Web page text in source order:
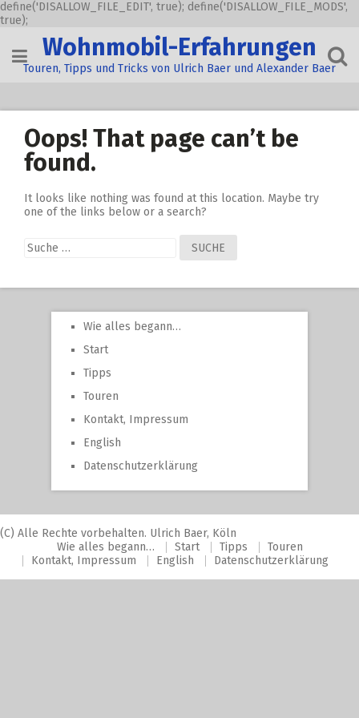
define('DISALLOW_FILE_EDIT', true); define('DISALLOW_FILE_MODS',
true);
content
Wohnmobil-Erfahrungen
Touren, Tipps und Tricks von Ulrich Baer und Alexander Baer
Oops! That page can’t be
found.
It looks like nothing was found at this location. Maybe try
one of the links below or a search?
Suche
nach:
Wie alles begann…
Start
Tipps
Touren
Kontakt, Impressum
English
Datenschutzerklärung
(C) Alle Rechte vorbehalten. Ulrich Baer, Köln
Wie alles begann…
Start Tipps
Touren
Kontakt, Impressum
English Datenschutzerklärung